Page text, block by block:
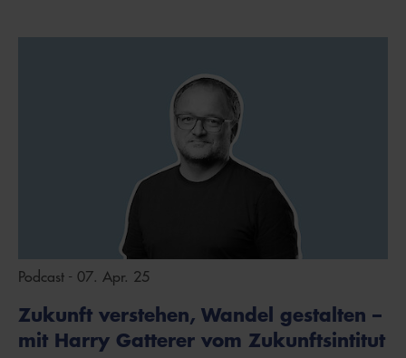
Podcast - 07. Apr. 25
Zukunft verstehen, Wandel gestalten –
mit Harry Gatterer vom Zukunftsintitut